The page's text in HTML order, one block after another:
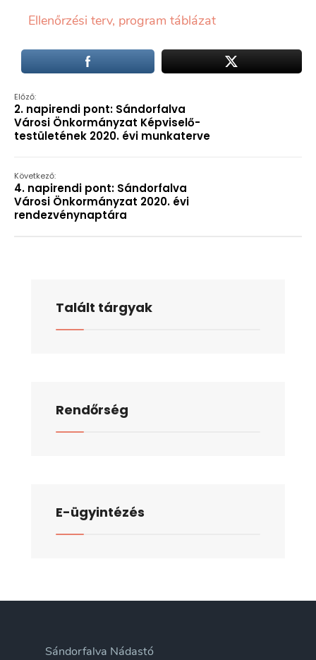
Ellenőrzési terv, program táblázat
Előző:
2. napirendi pont: Sándorfalva
Városi Önkormányzat Képviselő-
testületének 2020. évi munkaterve
Következő:
4. napirendi pont: Sándorfalva
Városi Önkormányzat 2020. évi
rendezvénynaptára
Talált tárgyak
Rendőrség
E-ügyintézés
Sándorfalva Nádastó